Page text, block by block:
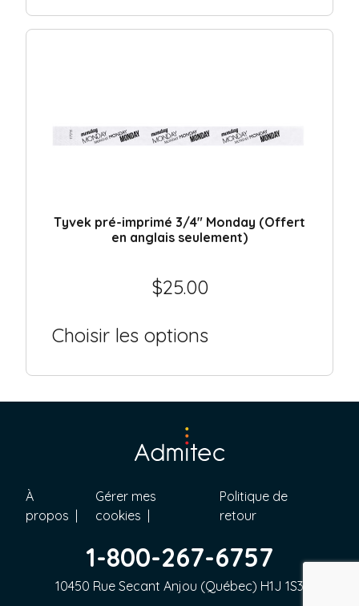
Tyvek pré-imprimé 3/4″ Monday (Offert
en anglais seulement)
$25.00
Choisir les options
À
propos
Gérer mes
cookies
Politique de
retour
1-800-267-6757
10450 Rue Secant Anjou (Québec) H1J 1S3